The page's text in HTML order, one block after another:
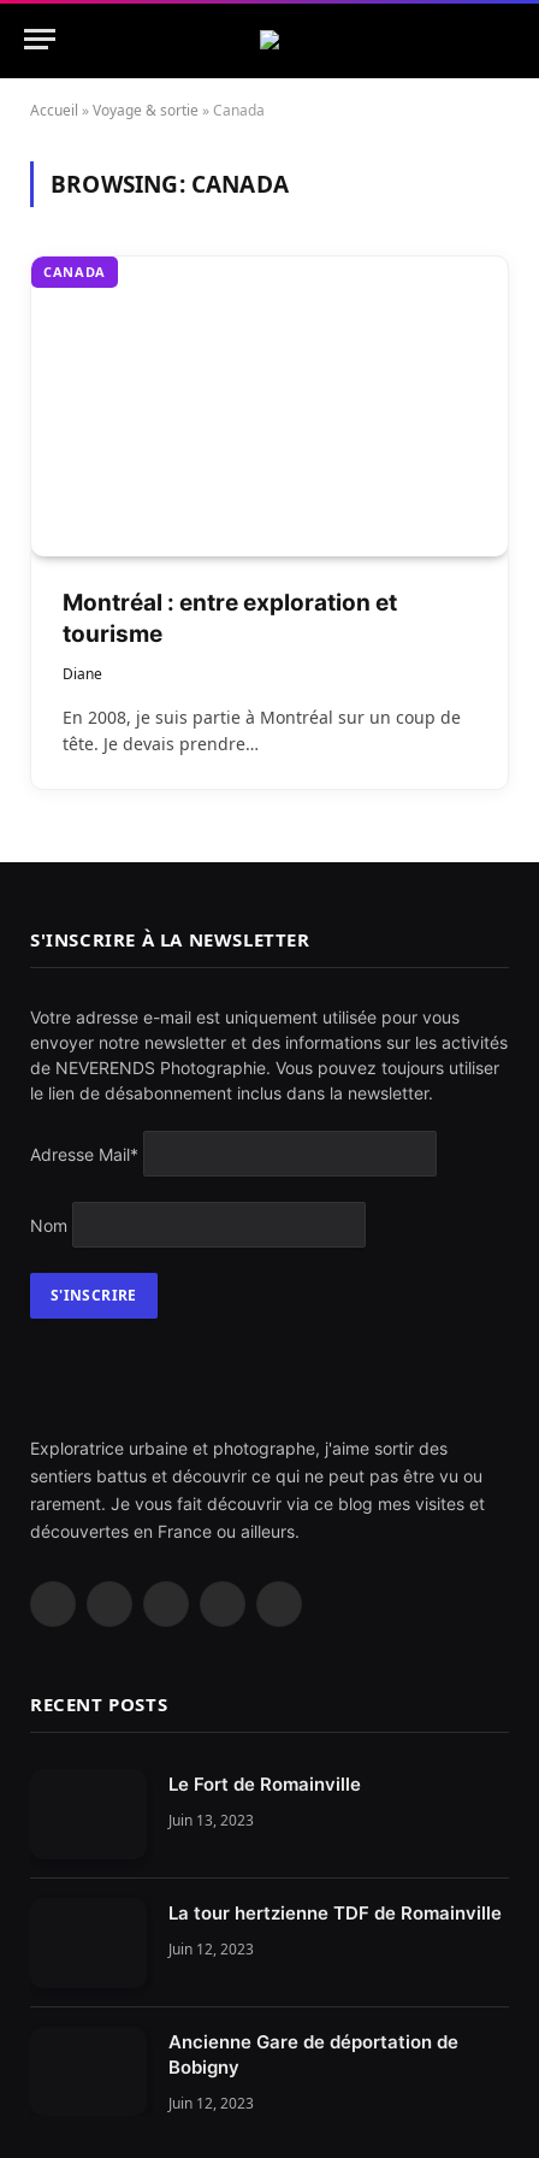
Accueil »Voyage & sortie »Canada
BROWSING: CANADA
CANADA
Montréal : entre exploration et
tourisme
Diane
En 2008, je suis partie à Montréal sur un coup de
tête. Je devais prendre…
S'INSCRIRE À LA NEWSLETTER
Votre adresse e-mail est uniquement utilisée pour vous
envoyer notre newsletter et des informations sur les activités
de NEVERENDS Photographie. Vous pouvez toujours utiliser
le lien de désabonnement inclus dans la newsletter.
Adresse Mail*
Nom
Exploratrice urbaine et photographe, j'aime sortir des
sentiers battus et découvrir ce qui ne peut pas être vu ou
rarement. Je vous fait découvrir via ce blog mes visites et
découvertes en France ou ailleurs.
FacebookInstagramYouTube TikTok RSS
RECENT POSTS
Le Fort de Romainville
Juin 13, 2023
La tour hertzienne TDF de Romainville
Juin 12, 2023
Ancienne Gare de déportation de
Bobigny
Juin 12, 2023